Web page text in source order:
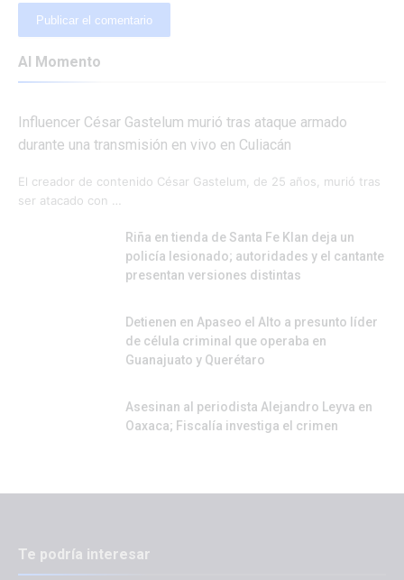
Al Momento
Influencer César Gastelum murió tras ataque armado
durante una transmisión en vivo en Culiacán
El creador de contenido César Gastelum, de 25 años, murió tras
ser atacado con …
Riña en tienda de Santa Fe Klan deja un
policía lesionado; autoridades y el cantante
presentan versiones distintas
Detienen en Apaseo el Alto a presunto líder
de célula criminal que operaba en
Guanajuato y Querétaro
Asesinan al periodista Alejandro Leyva en
Oaxaca; Fiscalía investiga el crimen
Te podría interesar